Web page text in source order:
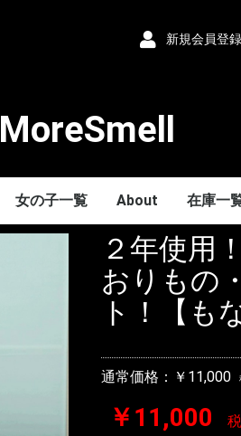
新規会員登録
MoreSmell
女の子一覧 About 在庫一
２年使用
おりもの
ト！【も
通常価格：￥11,000
￥11,000